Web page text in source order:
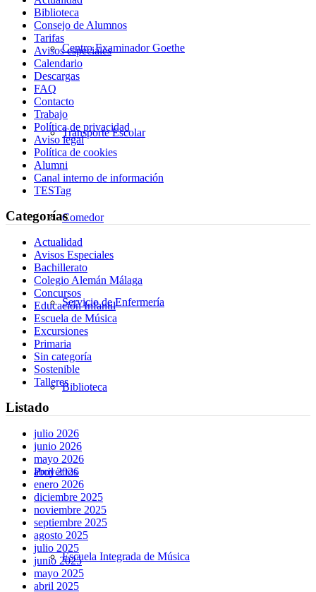
Centro Examinador Goethe
Transporte Escolar
Comedor
Servicio de Enfermería
Biblioteca
Proyectos
Escuela Integrada de Música
Biblioteca
Consejo de Alumnos
Tarifas
Avisos especiales
Calendario
Descargas
FAQ
Contacto
Trabajo
Política de privacidad
Aviso legal
Política de cookies
Alumni
Canal interno de información
TESTag
Categorías
Actualidad
Avisos Especiales
Bachillerato
Colegio Alemán Málaga
Concursos
Educación Infantil
Escuela de Música
Excursiones
Primaria
Sin categoría
Sostenible
Talleres
Listado
julio 2026
junio 2026
mayo 2026
abril 2026
enero 2026
diciembre 2025
noviembre 2025
septiembre 2025
agosto 2025
julio 2025
junio 2025
mayo 2025
abril 2025